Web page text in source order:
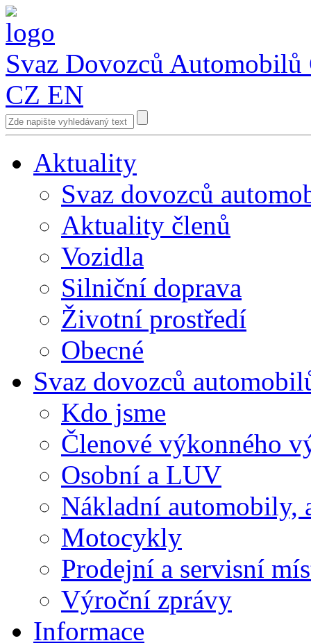
Svaz Dovozců Automobilů
CZ EN
Aktuality
Svaz dovozců
Aktuality členů
Vozidla
Silniční doprava
Životní prostředí
Obecné
Svaz dovozců
Kdo jsme
Členové výkonného
Osobní a LUV
Nákladní automobily,
Motocykly
Prodejní a servisní
Výroční zprávy
Informace